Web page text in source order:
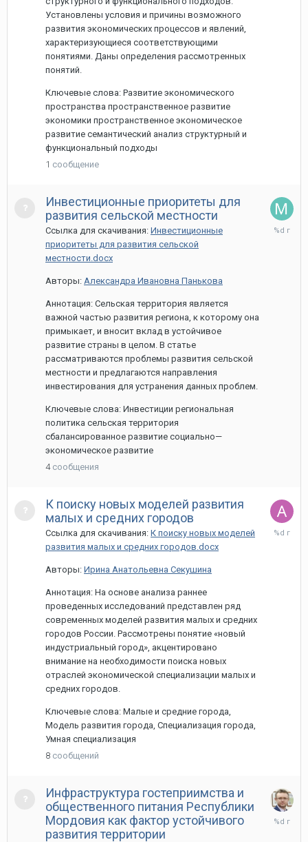
Установлены условия и причины возможного
развития экономических процессов и явлений,
характеризующиеся соответствующими
понятиями. Даны определения рассмотренных
понятий.
Ключевые слова: Развитие экономического
пространства пространственное развитие
экономики пространственное экономическое
развитие семантический анализ структурный и
функциональный подходы
1 сообщение
Инвестиционные приоритеты для
развития сельской местности
Ссылка для скачивания: Инвестиционные
приоритеты для развития сельской
местности.docx
Авторы: Александра Ивановна Панькова
Аннотация: Сельская территория является
важной частью развития региона, к которому она
примыкает, и вносит вклад в устойчивое
развитие страны в целом. В статье
рассматриваются проблемы развития сельской
местности и предлагаются направления
инвестирования для устранения данных проблем.
Ключевые слова: Инвестиции региональная
политика сельская территория
сбалансированное развитие социально—
экономическое развитие
4 сообщения
12
К поиску новых моделей развития
малых и средних городов
Ссылка для скачивания: К поиску новых моделей
развития малых и средних городов.docx
Авторы: Ирина Анатольевна Секушина
Аннотация: На основе анализа раннее
проведенных исследований представлен ряд
современных моделей развития малых и средних
городов России. Рассмотрены понятие «новый
индустриальный город», акцентировано
внимание на необходимости поиска новых
отраслей экономической специализации малых и
средних городов.
Ключевые слова: Малые и средние города,
Модель развития города, Специализация города,
Умная специализация
8 сообщений
13
Инфраструктура гостеприимства и
общественного питания Республики
Мордовия как фактор устойчивого
развития территории
11